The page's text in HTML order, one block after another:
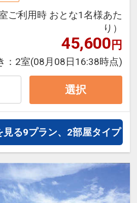
ース番号：DP-1-
室ご利用時 おとな1名様あた
り）
45,600円
： 2室(08月08日16:38時点)
選択
見る9プラン、2部屋タイプ